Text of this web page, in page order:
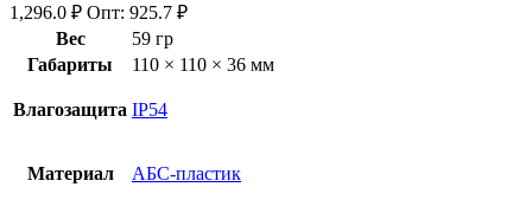
1,296.0 ₽ Опт: 925.7 ₽
Вес
59 гр
Габариты
110 × 110 × 36 мм
Влагозащита IP54
Материал АБС-пластик